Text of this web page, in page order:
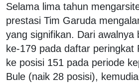
Selama lima tahun
prestasi Tim Garuda
yang signifikan. Dari awalnya
ke-179 pada daftar peringkat
ke posisi 151 pada periode
Bule (naik 28 posisi),